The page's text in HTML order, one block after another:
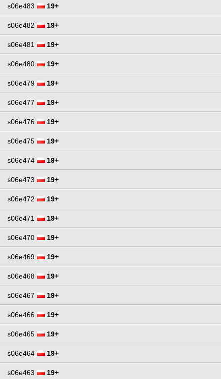
s06e483 19+
s06e482 19+
s06e481 19+
s06e480 19+
s06e479 19+
s06e477 19+
s06e476 19+
s06e475 19+
s06e474 19+
s06e473 19+
s06e472 19+
s06e471 19+
s06e470 19+
s06e469 19+
s06e468 19+
s06e467 19+
s06e466 19+
s06e465 19+
s06e464 19+
s06e463 19+